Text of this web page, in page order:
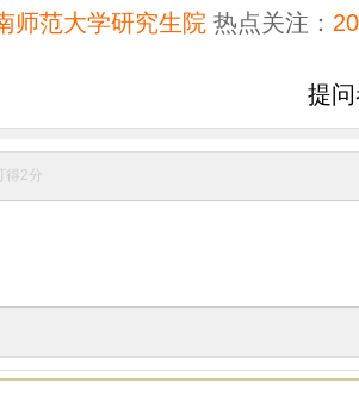
师范大学研究生院 热点关注：
提
得2分